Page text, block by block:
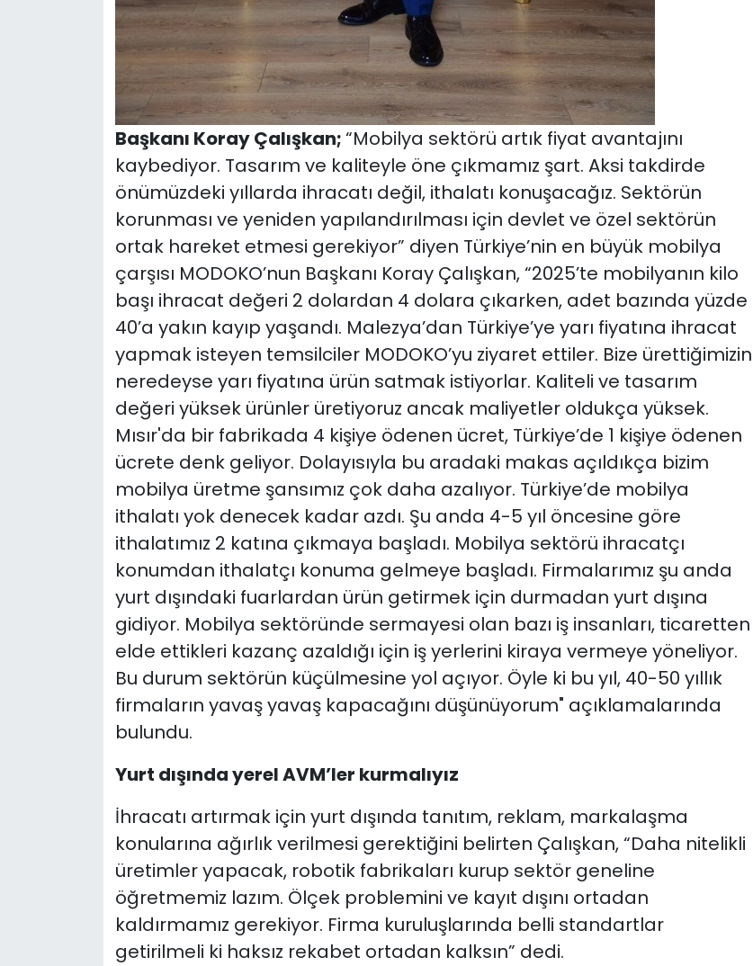
Başkanı Koray Çalışkan;“Mobilya sektörü artık fiyat avantajını
kaybediyor. Tasarım ve kaliteyle öne çıkmamız şart. Aksi takdirde
önümüzdeki yıllarda ihracatı değil, ithalatı konuşacağız. Sektörün
korunması ve yeniden yapılandırılması için devlet ve özel sektörün
ortak hareket etmesi gerekiyor” diyen Türkiye’nin en büyük mobilya
çarşısı MODOKO’nun Başkanı Koray Çalışkan, “2025’te mobilyanın kilo
başı ihracat değeri 2 dolardan 4 dolara çıkarken, adet bazında yüzde
40’a yakın kayıp yaşandı. Malezya’dan Türkiye’ye yarı fiyatına ihracat
yapmak isteyen temsilciler MODOKO’yu ziyaret ettiler. Bize ürettiğimizin
neredeyse yarı fiyatına ürün satmak istiyorlar. Kaliteli ve tasarım
değeri yüksek ürünler üretiyoruz ancak maliyetler oldukça yüksek.
Mısır'da bir fabrikada 4 kişiye ödenen ücret, Türkiye’de 1 kişiye ödenen
ücrete denk geliyor. Dolayısıyla bu aradaki makas açıldıkça bizim
mobilya üretme şansımız çok daha azalıyor. Türkiye’de mobilya
ithalatı yok denecek kadar azdı. Şu anda 4-5 yıl öncesine göre
ithalatımız 2 katına çıkmaya başladı. Mobilya sektörü ihracatçı
konumdan ithalatçı konuma gelmeye başladı. Firmalarımız şu anda
yurt dışındaki fuarlardan ürün getirmek için durmadan yurt dışına
gidiyor. Mobilya sektöründe sermayesi olan bazı iş insanları, ticaretten
elde ettikleri kazanç azaldığı için iş yerlerini kiraya vermeye yöneliyor.
Bu durum sektörün küçülmesine yol açıyor. Öyle ki bu yıl, 40-50 yıllık
firmaların yavaş yavaş kapacağını düşünüyorum" açıklamalarında
bulundu.
Yurt dışında yerel AVM’ler kurmalıyız
İhracatı artırmak için yurt dışında tanıtım, reklam, markalaşma
konularına ağırlık verilmesi gerektiğini belirten Çalışkan, “Daha nitelikli
üretimler yapacak, robotik fabrikaları kurup sektör geneline
öğretmemiz lazım. Ölçek problemini ve kayıt dışını ortadan
kaldırmamız gerekiyor. Firma kuruluşlarında belli standartlar
getirilmeli ki haksız rekabet ortadan kalksın” dedi.